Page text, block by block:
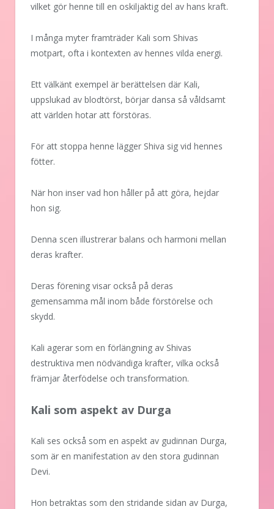
vilket gör henne till en oskiljaktig del av hans kraft.
I många myter framträder Kali som Shivas
motpart, ofta i kontexten av hennes vilda energi.
Ett välkänt exempel är berättelsen där Kali,
uppslukad av blodtörst, börjar dansa så våldsamt
att världen hotar att förstöras.
För att stoppa henne lägger Shiva sig vid hennes
fötter.
När hon inser vad hon håller på att göra, hejdar
hon sig.
Denna scen illustrerar balans och harmoni mellan
deras krafter.
Deras förening visar också på deras
gemensamma mål inom både förstörelse och
skydd.
Kali agerar som en förlängning av Shivas
destruktiva men nödvändiga krafter, vilka också
främjar återfödelse och transformation.
Kali som aspekt av Durga
Kali ses också som en aspekt av gudinnan Durga,
som är en manifestation av den stora gudinnan
Devi.
Hon betraktas som den stridande sidan av Durga,